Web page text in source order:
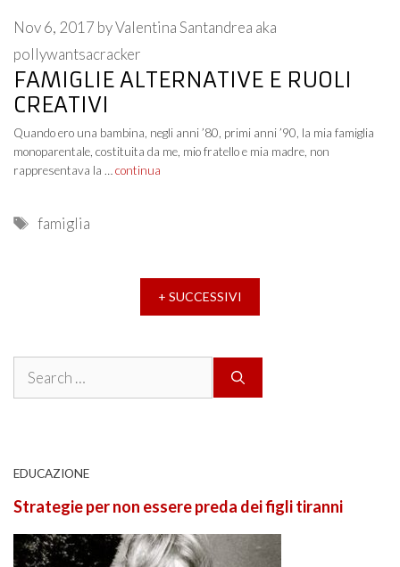
FAMIGLIE ALTERNATIVE E RUOLI
CREATIVI
Nov 6, 2017 byValentina Santandrea aka
pollywantsacracker
Quando ero una bambina, negli anni ’80, primi anni ’90, la mia famiglia
monoparentale, costituita da me, mio fratello e mia madre, non
rappresentava la … continua
Tags
famiglia
+ SUCCESSIVI
Search
EDUCAZIONE
Strategie per non essere preda dei figli tiranni